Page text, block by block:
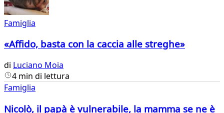
Famiglia
«Affido, basta con la caccia alle streghe»
di Luciano Moia
4 min di lettura
Famiglia
Nicolò, il papà è vulnerabile, la mamma se ne è